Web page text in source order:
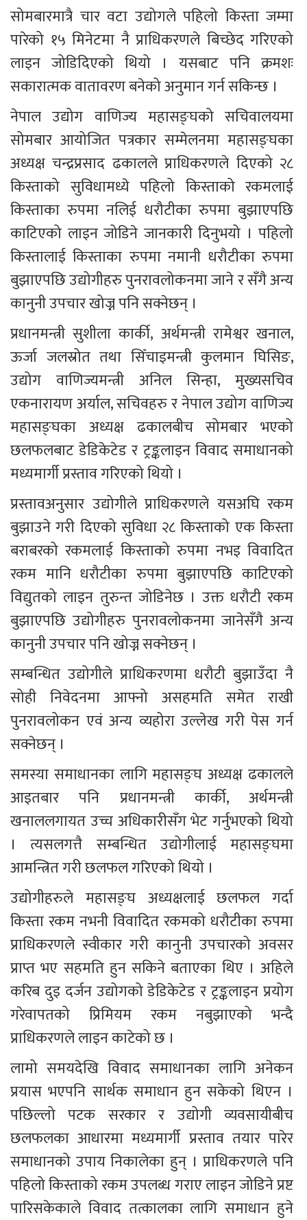
सोमबारमात्रै चार वटा उद्योगले पहिलो किस्ता जम्मा
पारेको १५ मिनेटमा नै प्राधिकरणले बिच्छेद गरिएको
लाइन जोडिदिएको थियो । यसबाट पनि क्रमशः
सकारात्मक वातावरण बनेको अनुमान गर्न सकिन्छ ।
नेपाल उद्योग वाणिज्य महासङ्घको सचिवालयमा
सोमबार आयोजित पत्रकार सम्मेलनमा महासङ्घका
अध्यक्ष चन्द्रप्रसाद ढकालले प्राधिकरणले दिएको २८
किस्ताको सुविधामध्ये पहिलो किस्ताको रकमलाई
किस्ताका रुपमा नलिई धरौटीका रुपमा बुझाएपछि
काटिएको लाइन जोडिने जानकारी दिनुभयो । पहिलो
किस्तालाई किस्ताका रुपमा नमानी धरौटीका रुपमा
बुझाएपछि उद्योगीहरु पुनरावलोकनमा जाने र सँगै अन्य
कानुनी उपचार खोज्न पनि सक्नेछन् ।
प्रधानमन्त्री सुशीला कार्की, अर्थमन्त्री रामेश्वर खनाल,
ऊर्जा जलस्रोत तथा सिँचाइमन्त्री कुलमान घिसिङ,
उद्योग वाणिज्यमन्त्री अनिल सिन्हा, मुख्यसचिव
एकनारायण अर्याल, सचिवहरु र नेपाल उद्योग वाणिज्य
महासङ्घका अध्यक्ष ढकालबीच सोमबार भएको
छलफलबाट डेडिकेटेड र ट्रङ्कलाइन विवाद समाधानको
मध्यमार्गी प्रस्ताव गरिएको थियो ।
प्रस्तावअनुसार उद्योगीले प्राधिकरणले यसअघि रकम
बुझाउने गरी दिएको सुविधा २८ किस्ताको एक किस्ता
बराबरको रकमलाई किस्ताको रुपमा नभइ विवादित
रकम मानि धरौटीका रुपमा बुझाएपछि काटिएको
विद्युतको लाइन तुरुन्त जोडिनेछ । उक्त धरौटी रकम
बुझाएपछि उद्योगीहरु पुनरावलोकनमा जानेसँगै अन्य
कानुनी उपचार पनि खोज्न सक्नेछन् ।
सम्बन्धित उद्योगीले प्राधिकरणमा धरौटी बुझाउँदा नै
सोही निवेदनमा आफ्नो असहमति समेत राखी
पुनरावलोकन एवं अन्य व्यहोरा उल्लेख गरी पेस गर्न
सक्नेछन् ।
समस्या समाधानका लागि महासङ्घ अध्यक्ष ढकालले
आइतबार पनि प्रधानमन्त्री कार्की, अर्थमन्त्री
खनाललगायत उच्च अधिकारीसँग भेट गर्नुभएको थियो
। त्यसलगत्तै सम्बन्धित उद्योगीलाई महासङ्घमा
आमन्त्रित गरी छलफल गरिएको थियो ।
उद्योगीहरुले महासङ्घ अध्यक्षलाई छलफल गर्दा
किस्ता रकम नभनी विवादित रकमको धरौटीका रुपमा
प्राधिकरणले स्वीकार गरी कानुनी उपचारको अवसर
प्राप्त भए सहमति हुन सकिने बताएका थिए । अहिले
करिब दुइ दर्जन उद्योगको डेडिकेटेड र ट्रङ्कलाइन प्रयोग
गरेवापतको प्रिमियम रकम नबुझाएको भन्दै
प्राधिकरणले लाइन काटेको छ ।
लामो समयदेखि विवाद समाधानका लागि अनेकन
प्रयास भएपनि सार्थक समाधान हुन सकेको थिएन ।
पछिल्लो पटक सरकार र उद्योगी व्यवसायीबीच
छलफलका आधारमा मध्यमार्गी प्रस्ताव तयार पारेर
समाधानको उपाय निकालेका हुन् । प्राधिकरणले पनि
पहिलो किस्ताको रकम उपलब्ध गराए लाइन जोडिने प्रष्ट
पारिसकेकाले विवाद तत्कालका लागि समाधान हुने